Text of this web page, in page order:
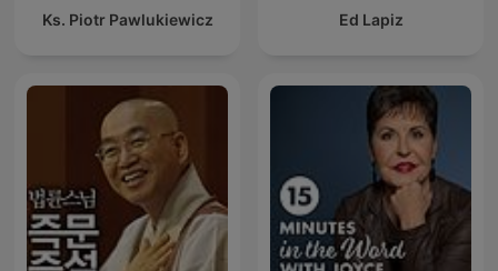
Ks. Piotr Pawlukiewicz Ed Lapiz